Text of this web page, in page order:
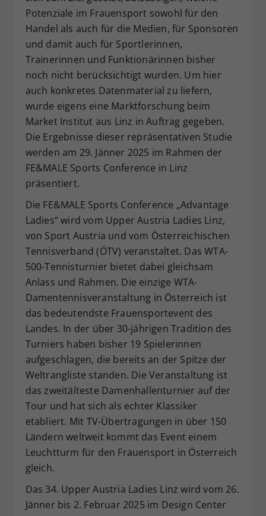
Potenziale im Frauensport sowohl für den
Handel als auch für die Medien, für Sponsoren
und damit auch für Sportlerinnen,
Trainerinnen und Funktionärinnen bisher
noch nicht berücksichtigt wurden. Um hier
auch konkretes Datenmaterial zu liefern,
wurde eigens eine Marktforschung beim
Market Institut aus Linz in Auftrag gegeben.
Die Ergebnisse dieser repräsentativen Studie
werden am 29. Jänner 2025 im Rahmen der
FE&MALE Sports Conference in Linz
präsentiert.
Die FE&MALE Sports Conference „Advantage
Ladies“ wird vom Upper Austria Ladies Linz,
von Sport Austria und vom Österreichischen
Tennisverband (ÖTV) veranstaltet. Das WTA-
500-Tennisturnier bietet dabei gleichsam
Anlass und Rahmen. Die einzige WTA-
Damentennisveranstaltung in Österreich ist
das bedeutendste Frauensportevent des
Landes. In der über 30-jährigen Tradition des
Turniers haben bisher 19 Spielerinnen
aufgeschlagen, die bereits an der Spitze der
Weltrangliste standen. Die Veranstaltung ist
das zweitälteste Damenhallenturnier auf der
Tour und hat sich als echter Klassiker
etabliert. Mit TV-Übertragungen in über 150
Ländern weltweit kommt das Event einem
Leuchtturm für den Frauensport in Österreich
gleich.
Das 34. Upper Austria Ladies Linz wird vom 26.
Jänner bis 2. Februar 2025 im Design Center